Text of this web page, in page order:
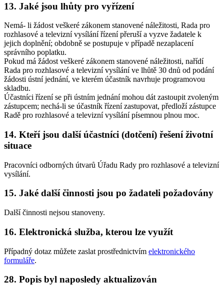
13. Jaké jsou lhůty pro vyřízení
Nemá- li žádost veškeré zákonem stanovené náležitosti, Rada pro
rozhlasové a televizní vysílání řízení přeruší a vyzve žadatele k
jejich doplnění; obdobně se postupuje v případě nezaplacení
správního poplatku.
Pokud má žádost veškeré zákonem stanovené náležitosti, nařídí
Rada pro rozhlasové a televizní vysílání ve lhůtě 30 dnů od podání
žádosti ústní jednání, ve kterém účastník navrhuje programovou
skladbu.
Účastníci řízení se při ústním jednání mohou dát zastoupit zvoleným
zástupcem; nechá-li se účastník řízení zastupovat, předloží zástupce
Radě pro rozhlasové a televizní vysílání písemnou plnou moc.
14. Kteří jsou další účastníci (dotčení) řešení životní
situace
Pracovníci odborných útvarů Úřadu Rady pro rozhlasové a televizní
vysílání.
15. Jaké další činnosti jsou po žadateli požadovány
Další činnosti nejsou stanoveny.
16. Elektronická služba, kterou lze využít
Případný dotaz můžete zaslat prostřednictvím elektronického
formuláře.
28. Popis byl naposledy aktualizován